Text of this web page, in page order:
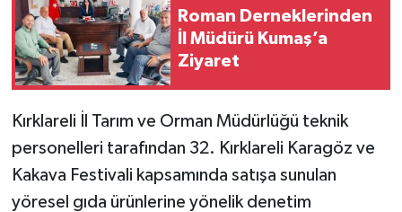
Roman Derneklerinden
İl Müdürü Kumaş’a
Ziyaret
Kırklareli İl Tarım ve Orman Müdürlüğü teknik
personelleri tarafından 32. Kırklareli Karagöz ve
Kakava Festivali kapsamında satışa sunulan
yöresel gıda ürünlerine yönelik denetim